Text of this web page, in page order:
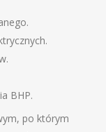
BHP.
po którym